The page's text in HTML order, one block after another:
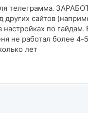
телеграмма.
сайтов
настройках по
не работал более 4-
лет